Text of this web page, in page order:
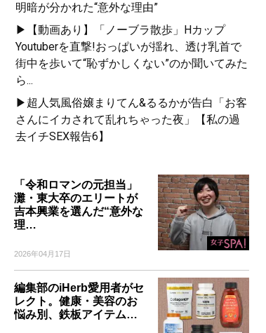
明暗が分かれた“意外な理由”
▶【動画あり】「ノーブラ散歩」Hカップ
Youtuberを直撃!おっぱいが揺れ、透け乳首で
街中を歩いて“恥ずかしくない”のか聞いてみた
ら...
▶超人気風俗嬢まりてん&るるかが告白「お客
さんにイカされて乱れちゃった夜」【私の過
去イチSEX報告6】
「令和ロマンの元担当」
灘・東大卒のエリートが
吉本興業を選んだ“意外な
理…
2026年04月17日
編集部のiHerb愛用者がセ
レクト。健康・美容のお
悩み別、鉄板アイテム…